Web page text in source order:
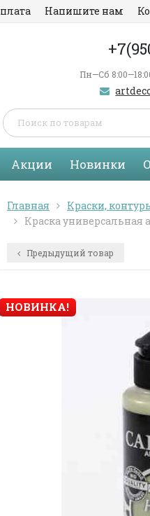
Напишите нам
Пн—Сб
Акции Новинки
Главная Краски,
Краска универсальная
Предыдущий товар
НОВИНКА!